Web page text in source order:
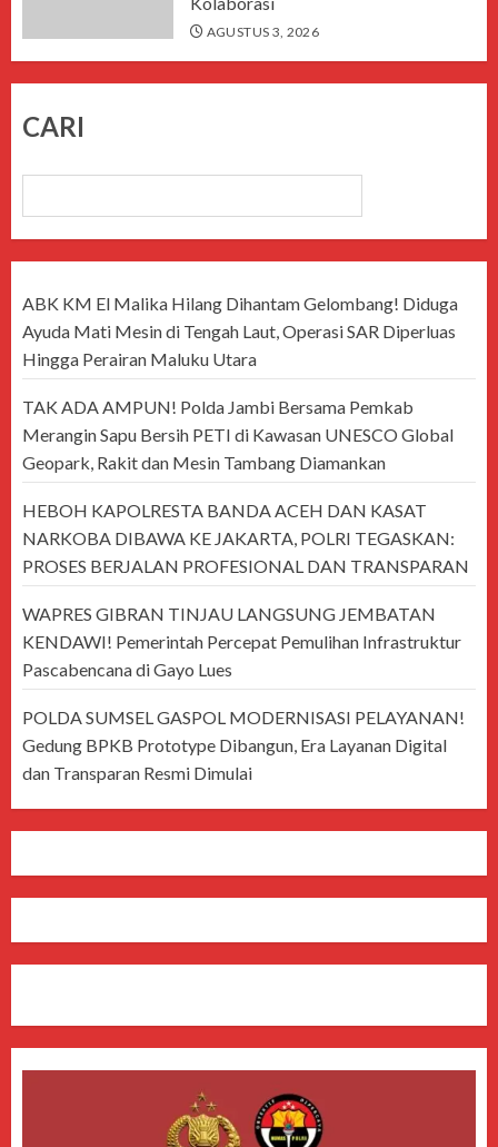
AGUSTUS 3, 2026
CARI
ABK KM El Malika Hilang Dihantam Gelombang! Diduga
Ayuda Mati Mesin di Tengah Laut, Operasi SAR Diperluas
Hingga Perairan Maluku Utara
TAK ADA AMPUN! Polda Jambi Bersama Pemkab
Merangin Sapu Bersih PETI di Kawasan UNESCO Global
Geopark, Rakit dan Mesin Tambang Diamankan
HEBOH KAPOLRESTA BANDA ACEH DAN KASAT
NARKOBA DIBAWA KE JAKARTA, POLRI TEGASKAN:
PROSES BERJALAN PROFESIONAL DAN TRANSPARAN
WAPRES GIBRAN TINJAU LANGSUNG JEMBATAN
KENDAWI! Pemerintah Percepat Pemulihan Infrastruktur
Pascabencana di Gayo Lues
POLDA SUMSEL GASPOL MODERNISASI PELAYANAN!
Gedung BPKB Prototype Dibangun, Era Layanan Digital
dan Transparan Resmi Dimulai